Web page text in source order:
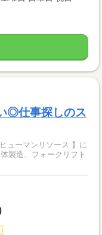
◎仕事探しのス
ューマンリソース 】に